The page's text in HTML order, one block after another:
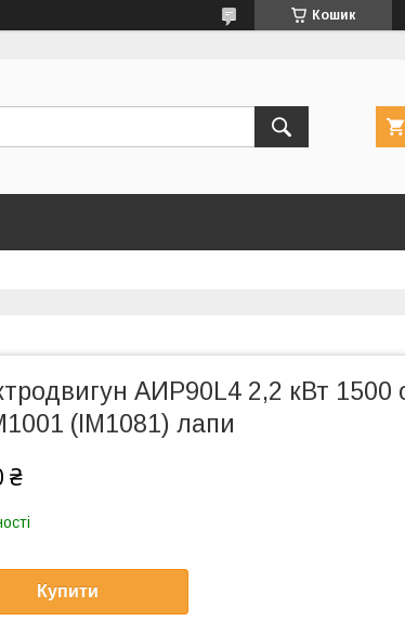
Кошик
АИР90L4 2,2 кВт 1500
(IM1081) лапи
₴
Купити